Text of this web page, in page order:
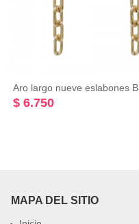
$ 6.750
MAPA DEL SITIO